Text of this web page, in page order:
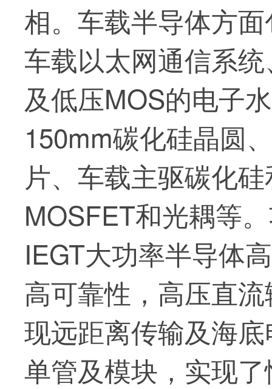
相。车载半导体方
车载以太网通信系
及低压MOS的电子
150mm碳化硅晶圆
片、车载主驱碳化
MOSFET和光耦等
IEGT大功率半导体
高可靠性，高压直
现远距离传输及海
单管及模块，实现